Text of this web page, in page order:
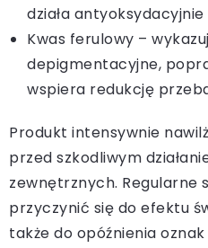
działa antyoksydacyjnie
Kwas ferulowy –
depigmentacyjne,
wspiera redukcję
Produkt intensywnie
przed szkodliwym
zewnętrznych. Regularne
przyczynić się do efektu
także do opóźnienia